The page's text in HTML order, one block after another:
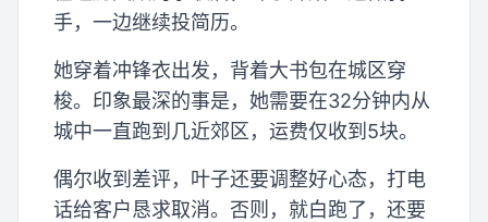
手，一边继续投简历。
她穿着冲锋衣出发，背着大书包在城区穿
梭。印象最深的事是，她需要在32分钟内从
城中一直跑到几近郊区，运费仅收到5块。
偶尔收到差评，叶子还要调整好心态，打电
话给客户恳求取消。否则，就白跑了，还要